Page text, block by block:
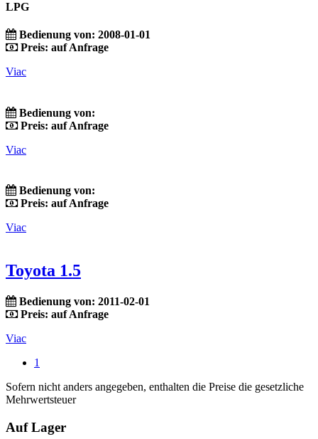
LPG
Bedienung von: 2008-01-01
Preis: auf Anfrage
Viac
Bedienung von:
Preis: auf Anfrage
Viac
Bedienung von:
Preis: auf Anfrage
Viac
Toyota 1.5
Bedienung von: 2011-02-01
Preis: auf Anfrage
Viac
1
Sofern nicht anders angegeben, enthalten die Preise die gesetzliche
Mehrwertsteuer
Auf Lager